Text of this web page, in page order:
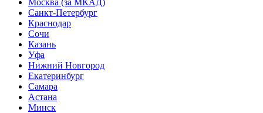
Москва (за МКАД)
Санкт-Петербург
Краснодар
Сочи
Казань
Уфа
Нижний Новгород
Екатеринбург
Самара
Астана
Минск